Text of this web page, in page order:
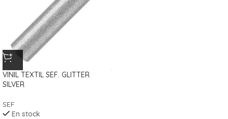
VINIL TEXTIL SEF. GLITTER
SILVER
SEF
En stock